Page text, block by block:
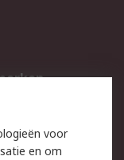
voor
en om